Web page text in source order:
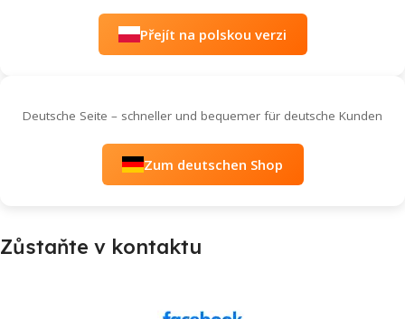
Přejít na polskou verzi
Deutsche Seite – schneller und bequemer für deutsche Kunden
Zum deutschen Shop
Zůstaňte v kontaktu